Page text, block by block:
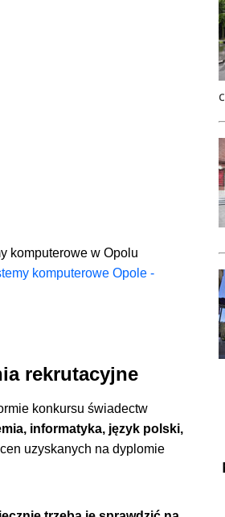
komputerowe w Opolu
komputerowe Opole -
rekrutacyjne
konkursu świadectw
informatyka, język polski,
uzyskanych na dyplomie